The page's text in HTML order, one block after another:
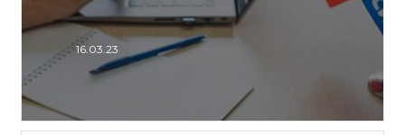
16.03.23